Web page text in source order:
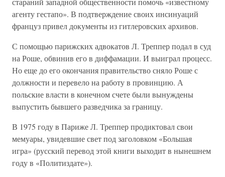
агенту гестапо». В подтверждение своих инсинуаций
француз привел документы из гитлеровских архивов.
С помощью парижских адвокатов Л. Треппер подал в суд
на Роше, обвинив его в диффамации. И выиграл процесс.
Но еще до его окончания правительство сняло Роше с
должности и перевело на работу в провинцию. А
польские власти в конечном счете были вынуждены
выпустить бывшего разведчика за границу.
В 1975 году в Париже Л. Треппер продиктовал свои
мемуары, увидевшие свет под заголовком «Большая
игра» (русский перевод этой книги выходит в нынешнем
году в «Политиздате»).